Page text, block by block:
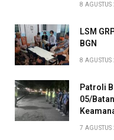
8
LSM
BGN
8
Patroli
05/
7